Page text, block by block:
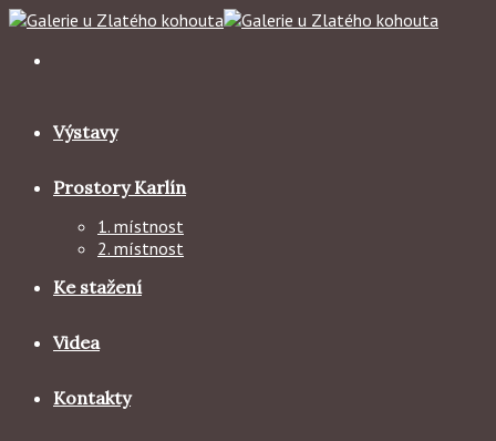
Skip
content
Výstavy
Prostory Karlín
1. místnost
2. místnost
Ke stažení
Videa
Kontakty